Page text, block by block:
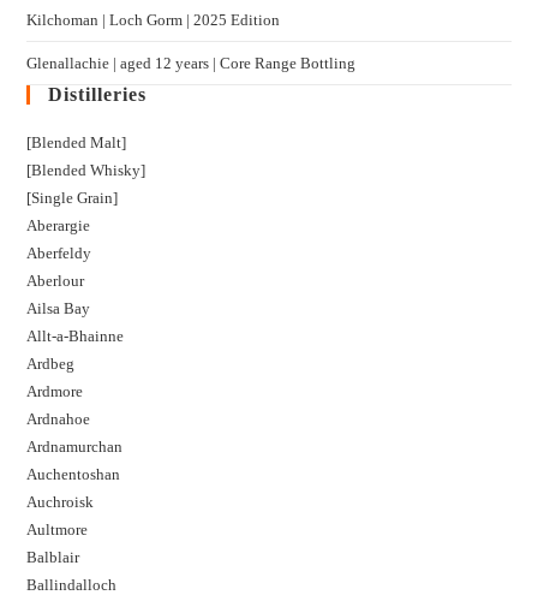
Kilchoman | Loch Gorm​ | 2025 Edition
Glenallachie | aged 12 years | Core Range Bottling
Distilleries
[Blended Malt]
[Blended Whisky]
[Single Grain]
Aberargie
Aberfeldy
Aberlour
Ailsa Bay
Allt-a-Bhainne
Ardbeg
Ardmore
Ardnahoe
Ardnamurchan
Auchentoshan
Auchroisk
Aultmore
Balblair
Ballindalloch